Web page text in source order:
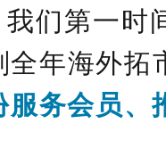
们第一时
年海外拓
务会员、